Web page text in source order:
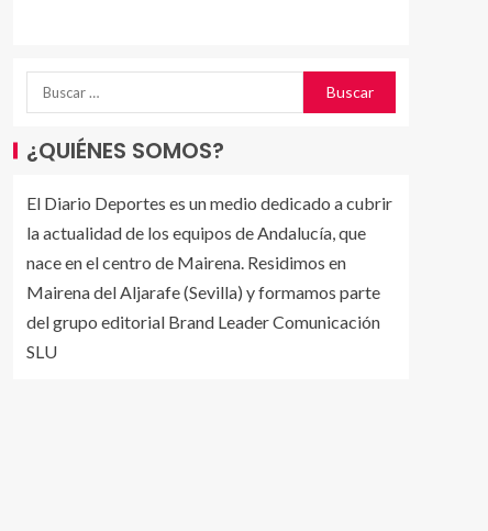
¿QUIÉNES SOMOS?
El Diario Deportes es un medio dedicado a cubrir
la actualidad de los equipos de Andalucía, que
nace en el centro de Mairena. Residimos en
Mairena del Aljarafe (Sevilla) y formamos parte
del grupo editorial Brand Leader Comunicación
SLU